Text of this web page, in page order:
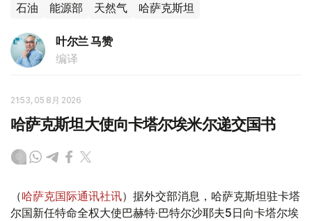
石油 能源部 天然气 哈萨克斯坦
叶尔兰 马赞
编译
21:53, 05 8月 2026
哈萨克斯坦大使向卡塔尔埃米尔递交国书
（哈萨克国际通讯社讯）据外交部消息，哈萨克斯坦驻卡塔
尔国新任特命全权大使巴赫特·巴特尔沙耶夫5日向卡塔尔埃